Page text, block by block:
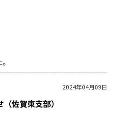
。
2024年04月09日
佐賀東支部）